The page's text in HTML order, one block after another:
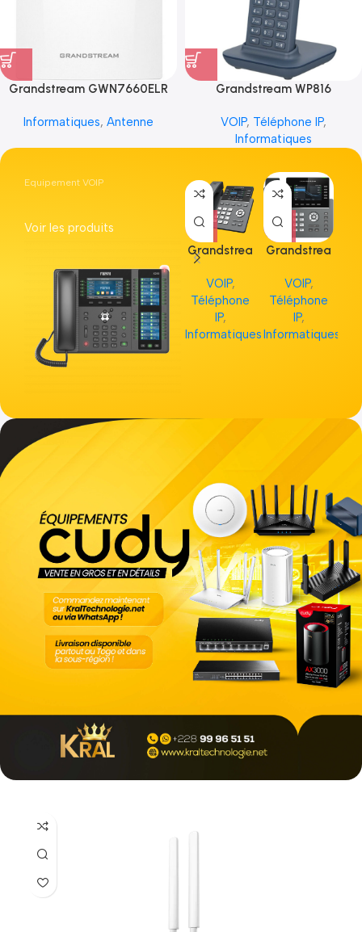
Grandstream GWN7660ELR
Informatiques, Antenne
Grandstream WP816
VOIP, Téléphone IP,
Informatiques
Equipement VOIP
Voir les produits
Grandstrea
m GRP2613
VOIP,
Téléphone
IP,
Informatiques
Grandstrea
VOIP,
Téléphone
IP,
Informatiques